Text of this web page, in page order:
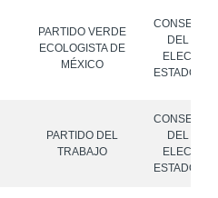
PARTIDO VERDE
ECOLOGISTA DE
MÉXICO
CONSEJO
DEL
ESTADO
PARTIDO DEL
TRABAJO
CONSEJO
DEL
ESTADO